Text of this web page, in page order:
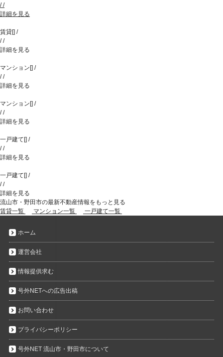
//
詳細を見る
賃貸[] /
//
詳細を見る
マンション[] /
//
詳細を見る
マンション[] /
//
詳細を見る
一戸建て[] /
//
詳細を見る
一戸建て[] /
//
詳細を見る
流山市・野田市の最新不動産情報をもっと見る
賃貸一覧
マンション一覧 一戸建て一覧
ホーム
運営会社
情報提供求む
号外NETへの広告出稿
お問い合わせ
プライバシーポリシー
号外NET 流山市・野田市について